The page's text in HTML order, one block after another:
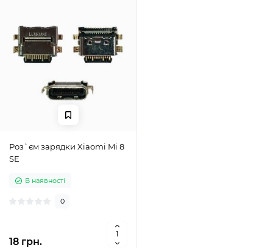
Роз`єм зарядки Xiaomi Mi 8
SE
В наявності
0
18 грн.